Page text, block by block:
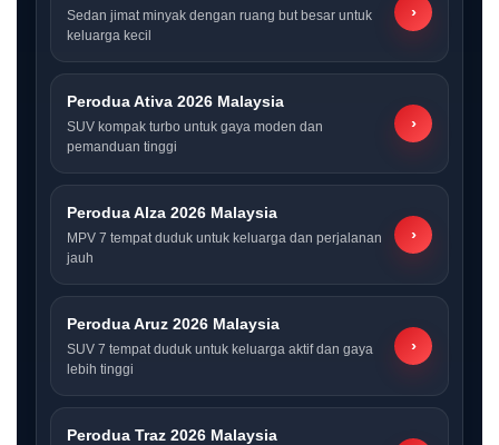
Sedan jimat minyak dengan ruang but besar untuk
keluarga kecil
›
Perodua Ativa 2026 Malaysia
SUV kompak turbo untuk gaya moden dan
pemanduan tinggi
›
Perodua Alza 2026 Malaysia
MPV 7 tempat duduk untuk keluarga dan perjalanan
jauh
›
Perodua Aruz 2026 Malaysia
SUV 7 tempat duduk untuk keluarga aktif dan gaya
lebih tinggi
›
Perodua Traz 2026 Malaysia